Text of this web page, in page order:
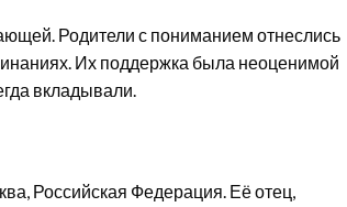
Родители с пониманием отнеслись
Их поддержка была неоценимой
вкладывали.
Российская Федерация. Её отец,